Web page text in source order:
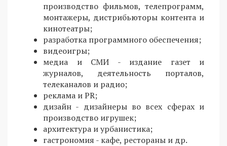
производство фильмов, телепрограмм,
монтажеры, дистрибьюторы контента и
кинотеатры;
разработка программного обеспечения;
видеоигры;
медиа и СМИ - издание газет и
журналов, деятельность порталов,
телеканалов и радио;
реклама и PR;
дизайн - дизайнеры во всех сферах и
производство игрушек;
архитектура и урбанистика;
гастрономия - кафе, рестораны и др.